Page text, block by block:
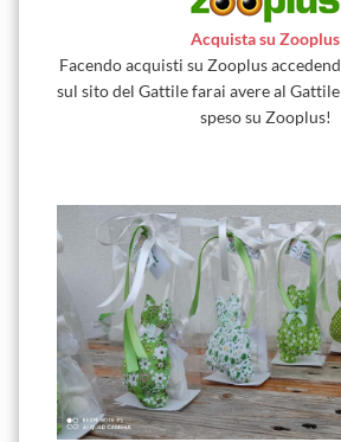
Acquista su Zooplus
Facendo acquisti su Zooplus
sul sito del Gattile farai avere al
speso su Zooplus!